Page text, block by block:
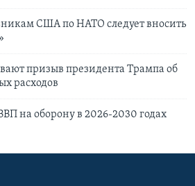
США по НАТО следует вносить
призыв президента Трампа об
расходов
на оборону в 2026-2030 годах